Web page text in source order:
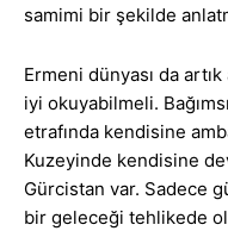
samimi bir şekilde
Ermeni dünyası da
iyi okuyabilmeli.
etrafında kendisine
Kuzeyinde kendisine
Gürcistan var. Sadece
bir geleceği tehlikede